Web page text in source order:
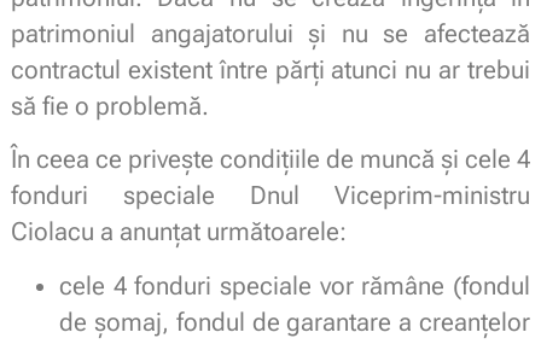
patrimoniul angajatorului și nu se afectează
contractul existent între părți atunci nu ar trebui
să fie o problemă.
În ceea ce privește condițiile de muncă și cele 4
fonduri speciale Dnul Viceprim-ministru
Ciolacu a anunțat următoarele:
cele 4 fonduri speciale vor rămâne (fondul
de șomaj, fondul de garantare a creanțelor